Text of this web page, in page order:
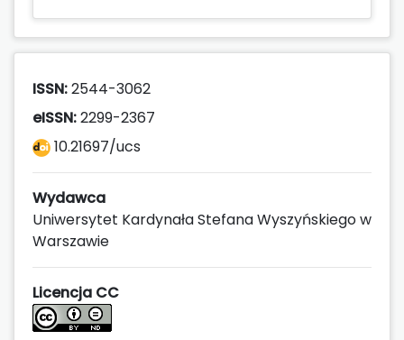
ISSN:2544-3062
eISSN:2299-2367
10.21697/ucs
Wydawca
Uniwersytet Kardynała Stefana Wyszyńskiego w
Warszawie
Licencja CC